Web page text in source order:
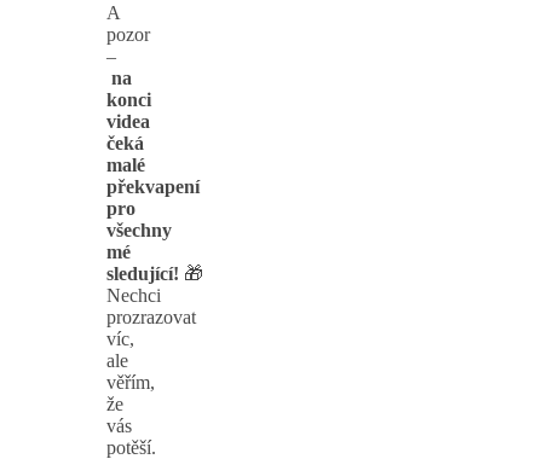
A
pozor
–
na
konci
videa
čeká
malé
překvapení
pro
všechny
mé
sledující! 🎁
Nechci
prozrazovat
víc,
ale
věřím,
že
vás
potěší.